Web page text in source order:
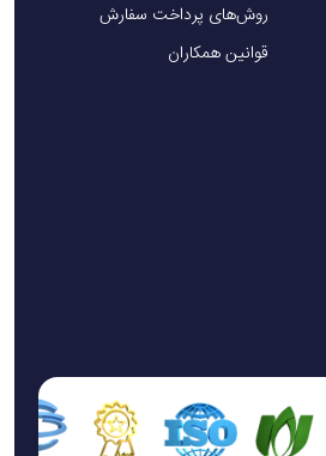
روش‌های پرداخت سفارش
قوانین همکاران